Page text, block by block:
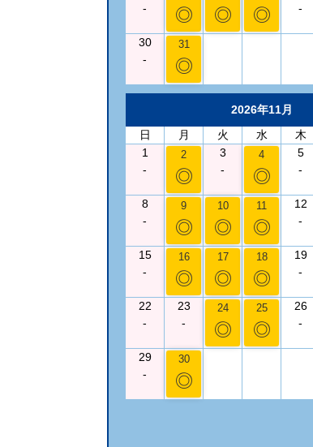
-
◎ ◎ ◎
-
30
-
31
◎
2026年11月
日
月 火 水 木
1
-
2
◎
3
-
4
◎
5
-
8
-
9
◎
10
◎
11
◎
12
-
15
-
16
◎
17
◎
18
◎
19
-
22
-
23
-
24
◎
25
◎
26
-
29
-
30
◎